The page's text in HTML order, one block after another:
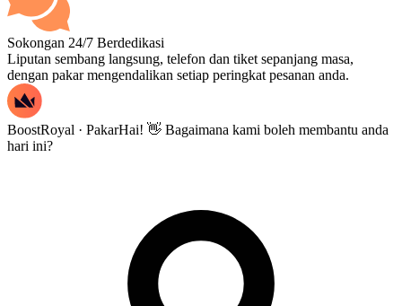
Sokongan 24/7 Berdedikasi
Liputan sembang langsung, telefon dan tiket sepanjang masa,
dengan pakar mengendalikan setiap peringkat pesanan anda.
BoostRoyal · PakarHai! 👋 Bagaimana kami boleh membantu anda
hari ini?